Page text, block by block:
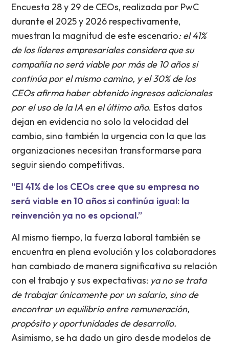
Encuesta 28 y 29 de CEOs, realizada por PwC
durante el 2025 y 2026 respectivamente,
muestran la magnitud de este escenario: el 41%
de los líderes empresariales considera que su
compañía no será viable por más de 10 años si
continúa por el mismo camino, y el 30% de los
CEOs afirma haber obtenido ingresos adicionales
por el uso de la IA en el último año. Estos datos
dejan en evidencia no solo la velocidad del
cambio, sino también la urgencia con la que las
organizaciones necesitan transformarse para
seguir siendo competitivas.
“El 41% de los CEOs cree que su empresa no
será viable en 10 años si continúa igual: la
reinvención ya no es opcional.”
Al mismo tiempo, la fuerza laboral también se
encuentra en plena evolución y los colaboradores
han cambiado de manera significativa su relación
con el trabajo y sus expectativas: ya no se trata
de trabajar únicamente por un salario, sino de
encontrar un equilibrio entre remuneración,
propósito y oportunidades de desarrollo.
Asimismo, se ha dado un giro desde modelos de